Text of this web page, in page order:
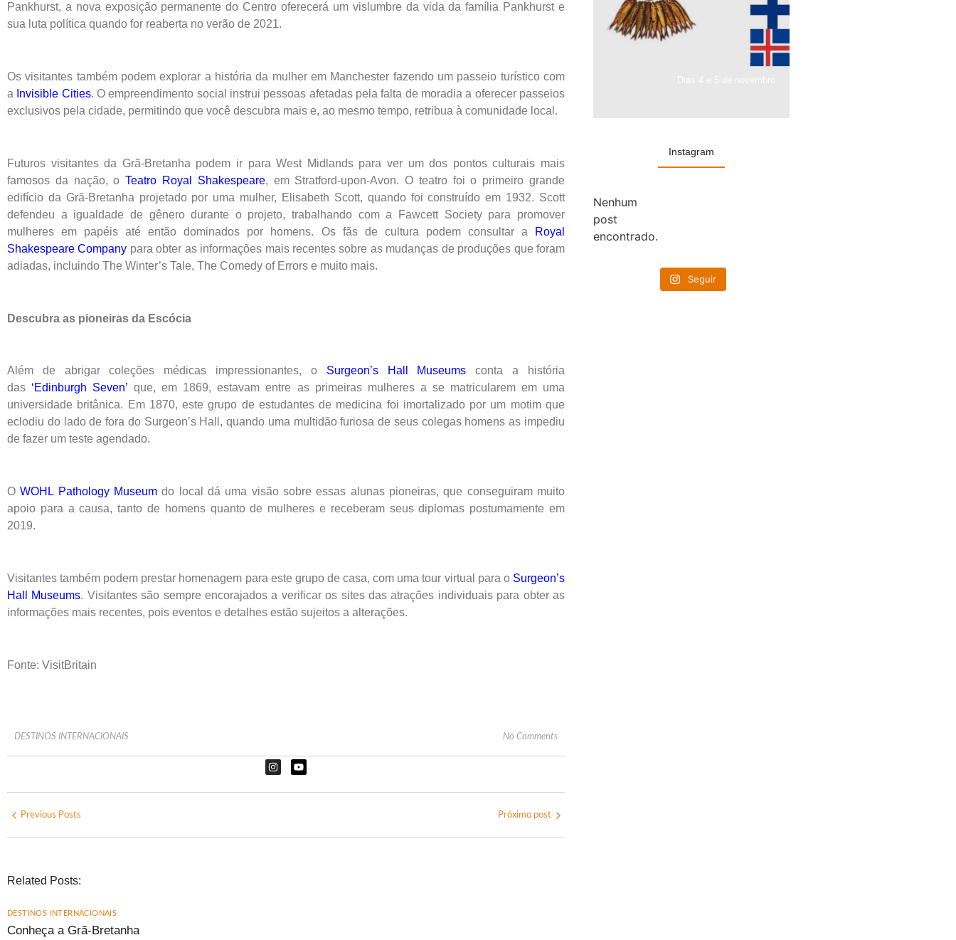
Pankhurst, a nova exposição permanente do Centro oferecerá um vislumbre da vida da família Pankhurst e
sua luta política quando for reaberta no verão de 2021.
Os visitantes também podem explorar a história da mulher em Manchester fazendo um passeio turístico com
a Invisible Cities. O empreendimento social instrui pessoas afetadas pela falta de moradia a oferecer passeios
exclusivos pela cidade, permitindo que você descubra mais e, ao mesmo tempo, retribua à comunidade local.
Futuros visitantes da Grã-Bretanha podem ir para West Midlands para ver um dos pontos culturais mais
famosos da nação, oTeatro Royal Shakespeare, em Stratford-upon-Avon. O teatro foi o primeiro grande
edifício da Grã-Bretanha projetado por uma mulher, Elisabeth Scott, quando foi construído em 1932. Scott
defendeu a igualdade de gênero durante o projeto, trabalhando com a Fawcett Society para promover
mulheres em papéis até então dominados por homens. Os fãs de cultura podem consultar a
Royal
Shakespeare Company para obter as informações mais recentes sobre as mudanças de produções que foram
adiadas, incluindo The Winter’s Tale, The Comedy of Errors e muito mais.
Descubra as pioneiras da Escócia
Além de abrigar coleções médicas impressionantes, o Surgeon’s Hall Museums conta a história
das ‘Edinburgh Seven’ que, em 1869, estavam entre as primeiras mulheres a se matricularem em uma
universidade britânica. Em 1870, este grupo de estudantes de medicina foi imortalizado por um motim que
eclodiu do lado de fora do Surgeon’s Hall, quando uma multidão furiosa de seus colegas homens as impediu
de fazer um teste agendado.
OWOHL Pathology Museum do local dá uma visão sobre essas alunas pioneiras, que conseguiram muito
apoio para a causa, tanto de homens quanto de mulheres e receberam seus diplomas postumamente em
2019.
Visitantes também podem prestar homenagem para este grupo de casa, com uma tour virtual para o Surgeon’s
Hall Museums. Visitantes são sempre encorajados a verificar os sites das atrações individuais para obter as
informações mais recentes, pois eventos e detalhes estão sujeitos a alterações.
Fonte: VisitBritain
DESTINOS INTERNACIONAIS No Comments
Previous Posts Próximo post
Related Posts:
DESTINOS INTERNACIONAIS
Conheça a Grã-Bretanha
Instagram
Nenhum
post
encontrado.
Seguir